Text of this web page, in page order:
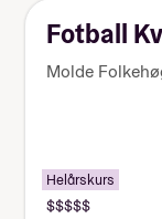
Fotball
Molde
Helårskurs